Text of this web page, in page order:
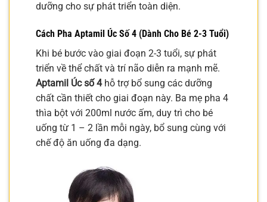
dưỡng cho sự phát triển toàn diện.
Cách Pha Aptamil Úc Số 4 (Dành Cho Bé 2-3 Tuổi)
Khi bé bước vào giai đoạn 2-3 tuổi, sự phát
triển về thể chất và trí não diễn ra mạnh mẽ.
Aptamil Úc số 4hỗ trợ bổ sung các dưỡng
chất cần thiết cho giai đoạn này. Ba mẹ pha 4
thìa bột với 200ml nước ấm, duy trì cho bé
uống từ 1 – 2 lần mỗi ngày, bổ sung cùng với
chế độ ăn uống đa dạng.